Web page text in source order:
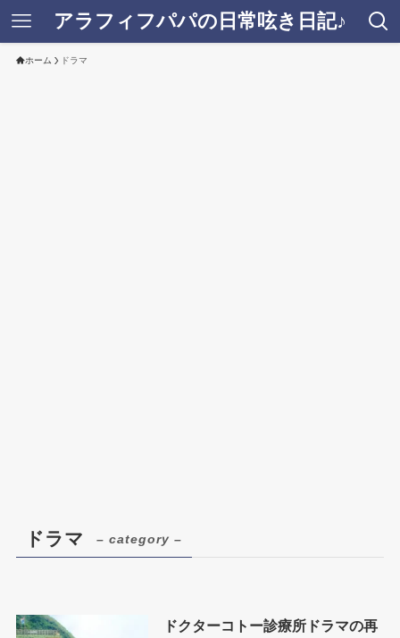
アラフィフパパの日常呟き日記♪
ホーム ドラマ
ドラマ – category –
ドクターコトー診療所ドラマの再